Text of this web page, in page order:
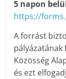
5 napon
https://
A forrást
pályázatának
Közösség
és ezt